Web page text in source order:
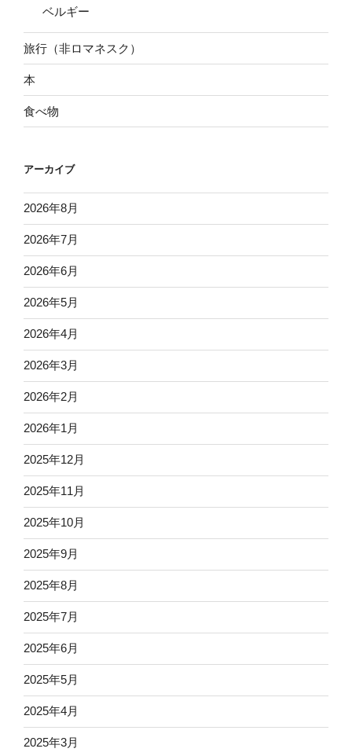
ベルギー
旅行（非ロマネスク）
本
食べ物
アーカイブ
2026年8月
2026年7月
2026年6月
2026年5月
2026年4月
2026年3月
2026年2月
2026年1月
2025年12月
2025年11月
2025年10月
2025年9月
2025年8月
2025年7月
2025年6月
2025年5月
2025年4月
2025年3月